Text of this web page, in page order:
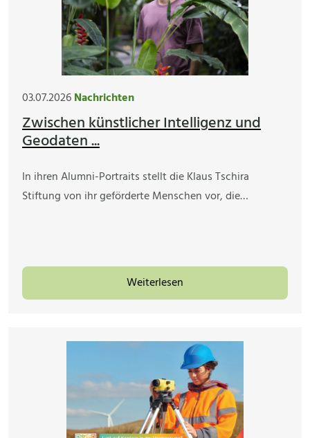
03.07.2026Nachrichten
Zwischen künstlicher Intelligenz und
Geodaten ...
In ihren Alumni-Portraits stellt die Klaus Tschira
Stiftung von ihr geförderte Menschen vor, die…
Weiterlesen